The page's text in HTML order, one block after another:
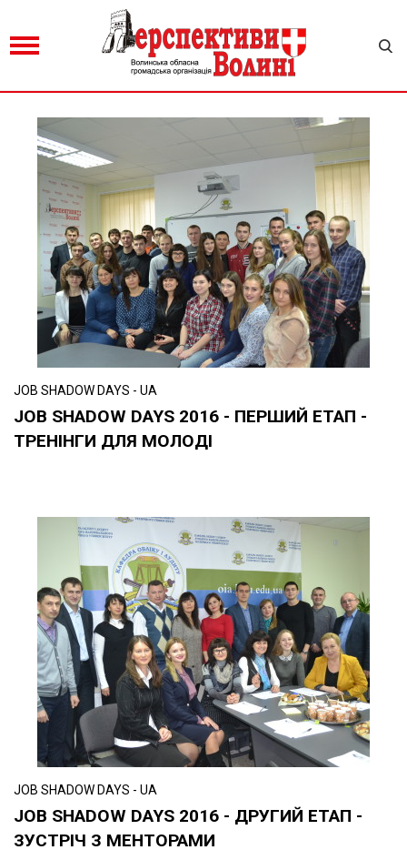
JOB SHADOW DAYS - UA
JOB SHADOW DAYS 2016 - ПЕРШИЙ ЕТАП -
ТРЕНІНГИ ДЛЯ МОЛОДІ
JOB SHADOW DAYS - UA
JOB SHADOW DAYS 2016 - ДРУГИЙ ЕТАП -
ЗУСТРІЧ З МЕНТОРАМИ